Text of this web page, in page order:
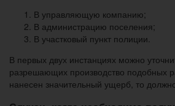
В управляющую компанию;
В администрацию поселения;
В участковый пункт полиции.
В первых двух инстанциях можно
разрешающих производство подобных
нанесен значительный ущерб, то